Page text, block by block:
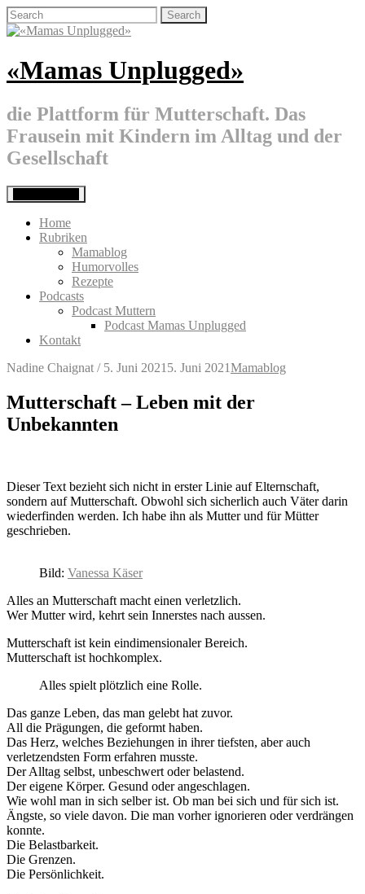
Skip
to
Search
for:
«Mamas Unplugged»
die Plattform für Mutterschaft. Das
Frausein mit Kindern im Alltag und der
Gesellschaft
Home
Rubriken
Mamablog
Humorvolles
Rezepte
Podcasts
Podcast Muttern
Podcast Mamas Unplugged
Kontakt
Nadine Chaignat / 5. Juni 2021 5. Juni 2021Mamablog
Mutterschaft – Leben mit der
Unbekannten
Dieser Text bezieht sich nicht in erster Linie auf Elternschaft,
sondern auf Mutterschaft. Obwohl sich sicherlich auch Väter darin
wiederfinden werden. Ich habe ihn als Mutter und für Mütter
geschrieben.
Bild: Vanessa Käser
Alles an Mutterschaft macht einen verletzlich.
Wer Mutter wird, kehrt sein Innerstes nach aussen.
Mutterschaft ist kein eindimensionaler Bereich.
Mutterschaft ist hochkomplex.
Alles spielt plötzlich eine Rolle.
Das ganze Leben, das man gelebt hat zuvor.
All die Prägungen, die geformt haben.
Das Herz, welches Beziehungen in ihrer tiefsten, aber auch
verletzendsten Form erfahren musste.
Der Alltag selbst, unbeschwert oder belastend.
Der eigene Körper. Gesund oder angeschlagen.
Wie wohl man in sich selber ist. Ob man bei sich und für sich ist.
Ängste, so viele davon. Die man vorher ignorieren oder verdrängen
konnte.
Die Belastbarkeit.
Die Grenzen.
Die Persönlichkeit.